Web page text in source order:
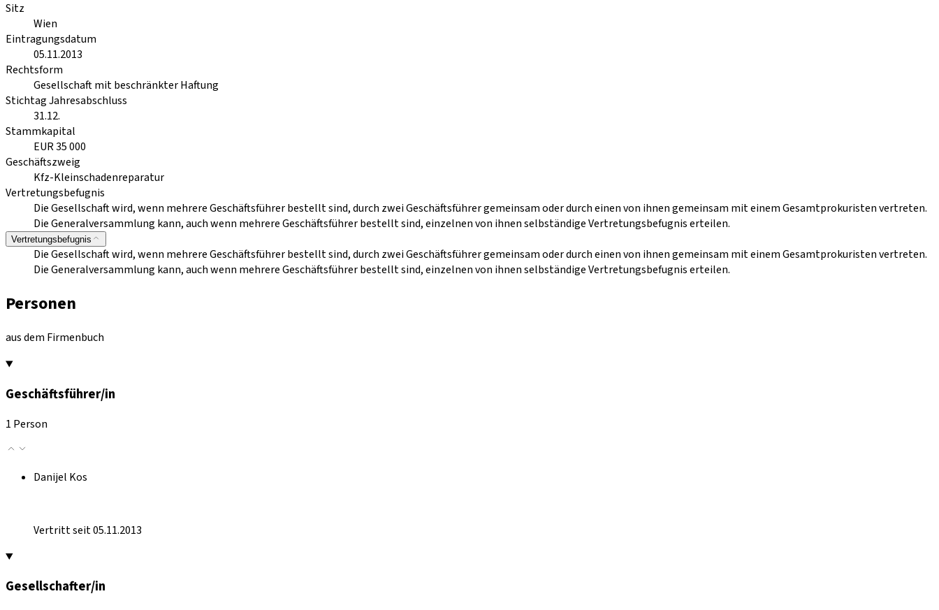
Sitz
Wien
Eintragungsdatum
05.11.2013
Rechtsform
Gesellschaft mit beschränkter Haftung
Stichtag Jahresabschluss
31.12.
Stammkapital
EUR 35 000
Geschäftszweig
Kfz-Kleinschadenreparatur
Vertretungsbefugnis
Die Gesellschaft wird, wenn mehrere Geschäftsführer bestellt sind, durch zwei Geschäftsführer gemeinsam oder durch einen von ihnen gemeinsam mit einem Gesamtprokuristen vertreten.
Die Generalversammlung kann, auch wenn mehrere Geschäftsführer bestellt sind, einzelnen von ihnen selbständige Vertretungsbefugnis erteilen.
Vertretungsbefugnis
Die Gesellschaft wird, wenn mehrere Geschäftsführer bestellt sind, durch zwei Geschäftsführer gemeinsam oder durch einen von ihnen gemeinsam mit einem Gesamtprokuristen vertreten.
Die Generalversammlung kann, auch wenn mehrere Geschäftsführer bestellt sind, einzelnen von ihnen selbständige Vertretungsbefugnis erteilen.
Personen
aus dem Firmenbuch
Geschäftsführer/in
1 Person
Danijel Kos
Vertritt seit 05.11.2013
Gesellschafter/in